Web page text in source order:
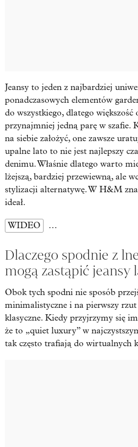
Jeansy to jeden z najbardziej
ponadczasowych elementów
do wszystkiego, dlatego większość
przynajmniej jedną parę w szafie.
na siebie założyć, one zawsze
upalne lato to nie jest najlepszy
denimu. Właśnie dlatego warto
lżejszą, bardziej przewiewną, ale
stylizacji alternatywę. W H&M
ideał.
WIDEO …
Dlaczego spodnie z
mogą zastąpić jeansy
Obok tych spodni nie sposób
minimalistyczne i na pierwszy
klasyczne. Kiedy przyjrzymy się
że to „quiet luxury” w
tak często trafiają do wirtualnych